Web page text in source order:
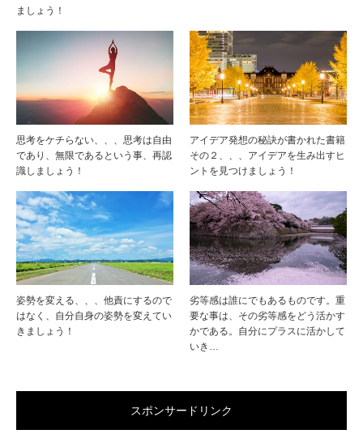
ましょう！
思考をケチらない、、、思考は自由
であり、無限であるという事、再認
識しましょう！
アイデア発想の秘訣が書かれた書籍
その２、、、アイデアを生み出すヒ
ントを見つけましょう！
姿勢を変える、、、他責にするので
はなく、自分自身の姿勢を変えてい
きましょう！
劣等感は誰にでもあるものです。重
要な事は、その劣等感をどう活かす
かである。自分にプラスに活かして
いき…
スポンサードリンク